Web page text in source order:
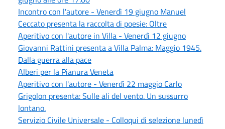
Incontro con l'autore - Venerdì 19 giugno Manuel
Ceccato presenta la raccolta di poesie: Oltre
Aperitivo con l'autore in Villa - Venerdì 12 giugno
Giovanni Rattini presenta a Villa Palma: Maggio 1945.
Dalla guerra alla pace
Alberi per la Pianura Veneta
Aperitivo con l'autore - Venerdì 22 maggio Carlo
Grigolon presenta: Sulle ali del vento. Un sussurro
lontano.
Servizio Civile Universale - Colloqui di selezione lunedì